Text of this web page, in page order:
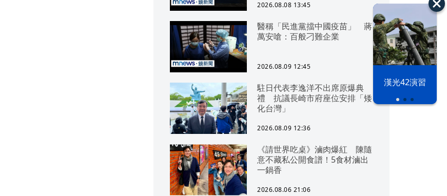
漢光42演習
2026.08.08 13:45
醫稱「民進黨擋中國疫苗」 蔣
萬安嗆：百般刁難企業
2026.08.09 12:45
駐日代表李逸洋不出席原爆典
禮 抗議長崎市府座位安排「矮
化台灣」
2026.08.09 12:36
《請世界吃桌》滷肉爆紅 陳隨
意不藏私公開食譜！5食材滷出
一鍋香
2026.08.06 21:06